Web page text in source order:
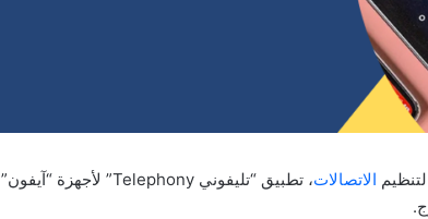
الاتصالات
، تطبيق “تليفوني Telephony” لأجهزة “آيفون”